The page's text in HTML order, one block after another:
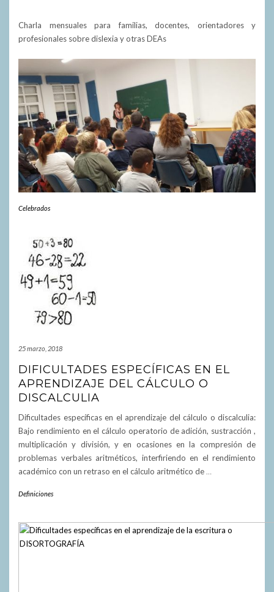
Charla mensuales para familias, docentes, orientadores y
profesionales sobre dislexia y otras DEAs
Celebrados
25 marzo, 2018
DIFICULTADES ESPECÍFICAS EN EL
APRENDIZAJE DEL CÁLCULO O
DISCALCULIA
Dificultades específicas en el aprendizaje del cálculo o discalculia:
Bajo rendimiento en el cálculo operatorio de adición, sustracción ,
multiplicación y división, y en ocasiones en la compresión de
problemas verbales aritméticos, interfiriendo en el rendimiento
académico con un retraso en el cálculo aritmético de …
Definiciones